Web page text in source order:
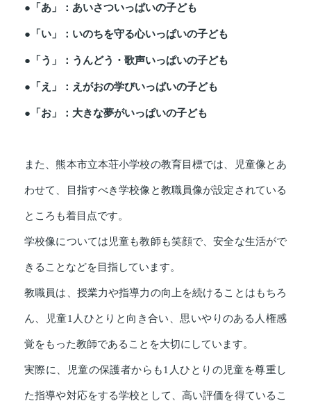
●「あ」：あいさついっぱいの子ども
●「い」：いのちを守る心いっぱいの子ども
●「う」：うんどう・歌声いっぱいの子ども
●「え」：えがおの学びいっぱいの子ども
●「お」：大きな夢がいっぱいの子ども
また、熊本市立本荘小学校の教育目標では、児童像とあ
わせて、目指すべき学校像と教職員像が設定されている
ところも着目点です。
学校像については児童も教師も笑顔で、安全な生活がで
きることなどを目指しています。
教職員は、授業力や指導力の向上を続けることはもちろ
ん、児童1人ひとりと向き合い、思いやりのある人権感
覚をもった教師であることを大切にしています。
実際に、児童の保護者からも1人ひとりの児童を尊重し
た指導や対応をする学校として、高い評価を得ているこ